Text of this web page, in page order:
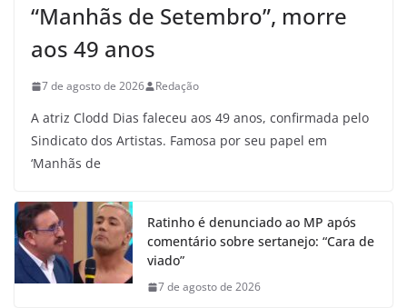
“Manhãs de Setembro”, morre
aos 49 anos
7 de agosto de 2026 Redação
A atriz Clodd Dias faleceu aos 49 anos, confirmada pelo
Sindicato dos Artistas. Famosa por seu papel em
‘Manhãs de
Ratinho é denunciado ao MP após
comentário sobre sertanejo: “Cara de
viado”
7 de agosto de 2026